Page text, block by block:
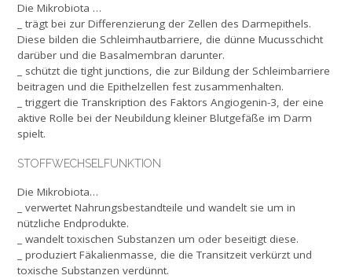
Die Mikrobiota …
_ trägt bei zur Differenzierung der Zellen des Darmepithels.
Diese bilden die Schleimhautbarriere, die dünne Mucusschicht
darüber und die Basalmembran darunter.
_ schützt die tight junctions, die zur Bildung der Schleimbarriere
beitragen und die Epithelzellen fest zusammenhalten.
_ triggert die Transkription des Faktors Angiogenin-3, der eine
aktive Rolle bei der Neubildung kleiner Blutgefäße im Darm
spielt.
STOFFWECHSELFUNKTION
Die Mikrobiota…
_ verwertet Nahrungsbestandteile und wandelt sie um in
nützliche Endprodukte.
_ wandelt toxischen Substanzen um oder beseitigt diese.
_ produziert Fäkalienmasse, die die Transitzeit verkürzt und
toxische Substanzen verdünnt.